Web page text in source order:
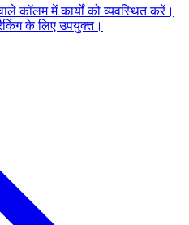
कॉलम में कार्यों को व्यवस्थित करें।
के लिए उपयुक्त।